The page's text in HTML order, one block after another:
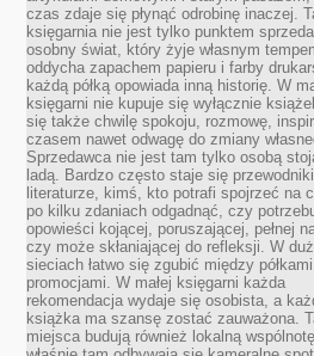
czas zdaje się płynąć odrobinę inaczej.
księgarnia nie jest tylko punktem
osobny świat, który żyje własnym
oddycha zapachem papieru i farby
każdą półką opowiada inną historię. W
księgarni nie kupuje się wyłącznie
się także chwilę spokoju, rozmowę,
czasem nawet odwagę do zmiany
Sprzedawca nie jest tam tylko osobą
ladą. Bardzo często staje się
literaturze, kimś, kto potrafi spojrzeć na
po kilku zdaniach odgadnąć, czy
opowieści kojącej, poruszającej, pełnej
czy może skłaniającej do refleksji. W
sieciach łatwo się zgubić między
promocjami. W małej księgarni każda
rekomendacja wydaje się osobista, a
książka ma szansę zostać zauważona.
miejsca budują również lokalną